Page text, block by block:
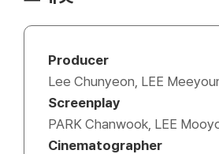
Producer
Lee Chunyeon, LEE
Screenplay
PARK Chanwook, LEE
Cinematographer